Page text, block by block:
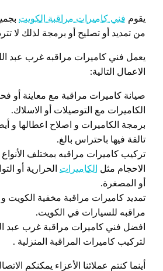
يقوم فني كاميرات مراقبة الكويت
من تمديد أو تصليح أو برمجة لذلك لا
يعمل فني كاميرات مراقبه غرب عبد
الاعمال التالية:
صيانة كاميرات مراقبة مع معاينة أو
الكاميرات مع التوصيلات أو الاسلاك.
برمجة الكاميرات و اصلاح اعطالها و
تالفة فيها باحتراس بالغ.
تركيب كاميرات مراقبه بمختلف الأنواع
الاحجام مثل
الكاميرات الحرارية أو
أو المصغرة.
تمديد كاميرات مراقبة مخفية الكويت
مراقبه للسيارات في الكويت.
افضل فني كاميرات مراقبة غرب عبد
لتركيب كاميرات المراقبة المنزلية .
أينما كنتم عملائنا الأعزاء يمكنكم